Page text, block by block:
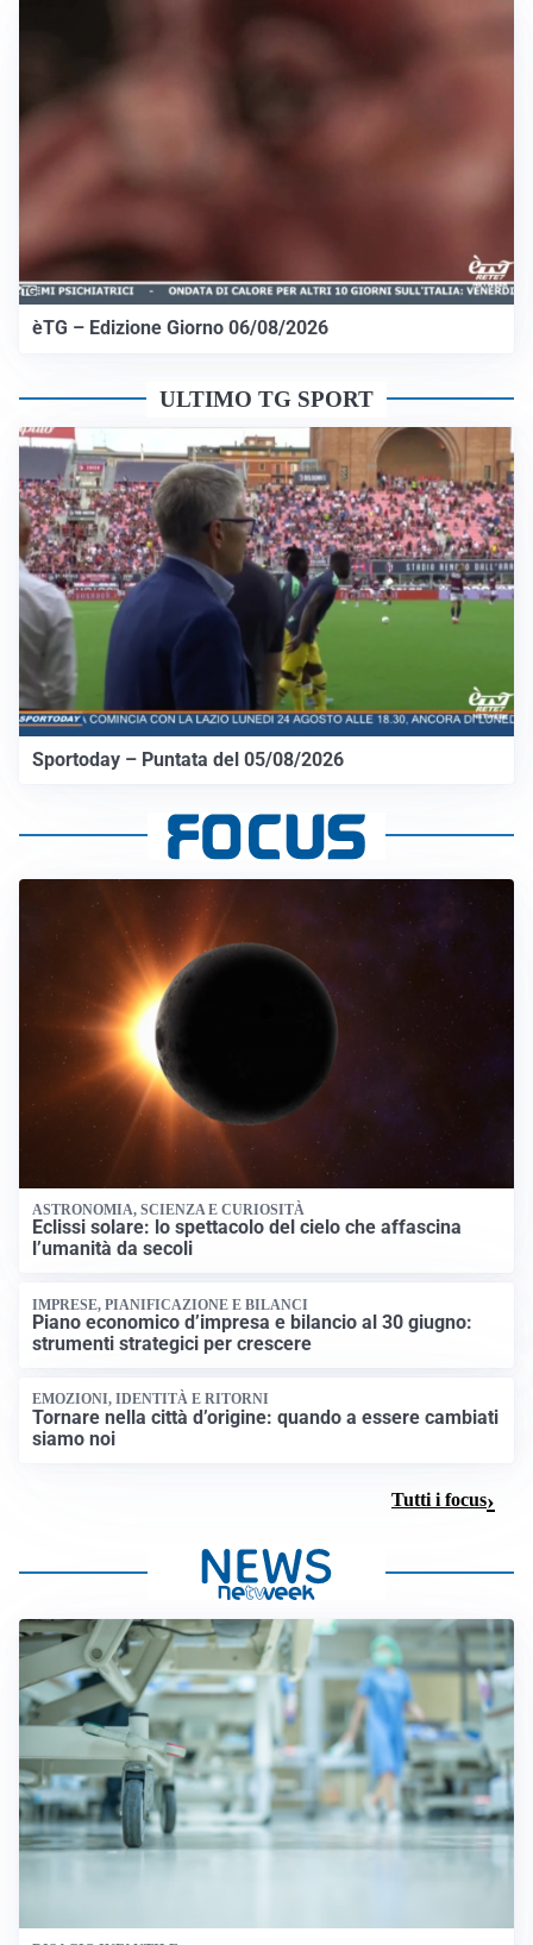
èTG – Edizione Giorno 06/08/2026
ULTIMO TG SPORT
Sportoday – Puntata del 05/08/2026
ASTRONOMIA, SCIENZA E CURIOSITÀ
Eclissi solare: lo spettacolo del cielo che affascina
l’umanità da secoli
IMPRESE, PIANIFICAZIONE E BILANCI
Piano economico d’impresa e bilancio al 30 giugno:
strumenti strategici per crescere
EMOZIONI, IDENTITÀ E RITORNI
Tornare nella città d’origine: quando a essere cambiati
siamo noi
Tutti i focus